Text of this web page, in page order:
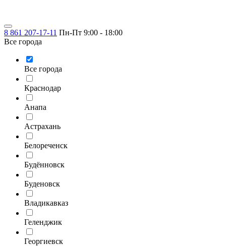
8 861 207-17-11 Пн-Пт 9:00 - 18:00
Все города
Все города
Краснодар
Анапа
Астрахань
Белореченск
Будённовск
Буденовск
Владикавказ
Геленджик
Георгиевск